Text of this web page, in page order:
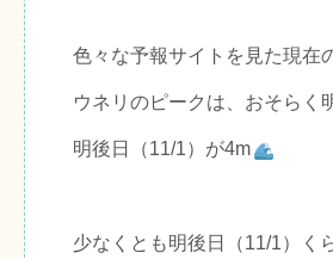
色々な予報サイトを見た現在
ウネリのピークは、おそらく
明後日（11/1）が4m
少なくとも明後日（11/1）く